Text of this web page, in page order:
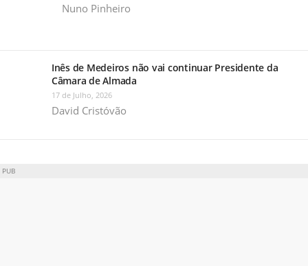
Nuno Pinheiro
Inês de Medeiros não vai continuar Presidente da
Câmara de Almada
17 de Julho, 2026
David Cristóvão
PUB